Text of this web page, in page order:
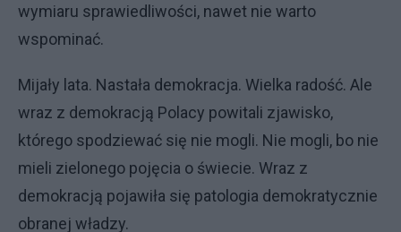
wymiaru sprawiedliwości, nawet nie warto
wspominać.
Mijały lata. Nastała demokracja. Wielka radość. Ale
wraz z demokracją Polacy powitali zjawisko,
którego spodziewać się nie mogli. Nie mogli, bo nie
mieli zielonego pojęcia o świecie. Wraz z
demokracją pojawiła się patologia demokratycznie
obranej władzy.